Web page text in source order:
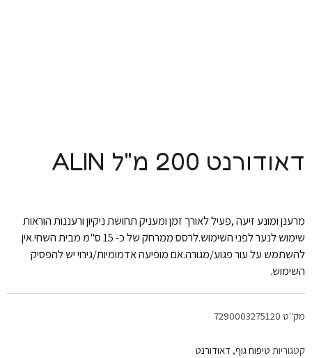
דאודורנט 200 מ"ל ALIN
מרענן ומונע זיעה ,פעיל לאורך זמן ומעניק תחושת ניקיון ורעננות הוראות
שימוש לנער לפני השימוש.לרסס ממרחק של כ- 15 ס"מ מבית השחי.אין
להשתמש על עור פגוע/מגורה.אם מופיעה אדמומיות/גירוי יש להפסיק
השימוש.
מק"ט 7290003275120
קטגוריות טיפוח גוף, דאודורנט